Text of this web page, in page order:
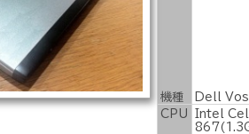
機種 Dell Vos
CPU
Intel
867